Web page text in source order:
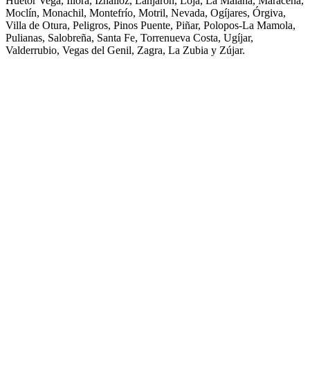
Moclín, Monachil, Montefrío, Motril, Nevada, Ogíjares, Órgiva,
Villa de Otura, Peligros, Pinos Puente, Piñar, Polopos-La Mamola,
Pulianas, Salobreña, Santa Fe, Torrenueva Costa, Ugíjar,
Valderrubio, Vegas del Genil, Zagra, La Zubia y Zújar.